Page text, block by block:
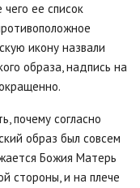
ее список
икону назвали
образа, надпись на
почему согласно
образ был совсем
Божия Матерь
стороны, и на плече